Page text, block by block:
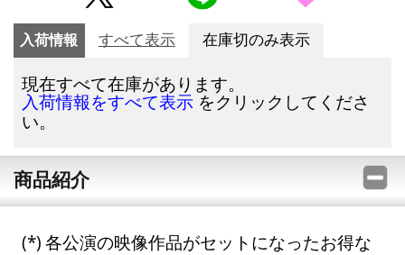
入荷情報 すべて表示 在庫切のみ表示
現在すべて在庫があります。
入荷情報をすべて表示 をクリックしてくださ
い。
商品紹介
各公演の映像作品がセットになったお得な